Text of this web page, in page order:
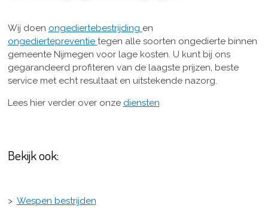
Wij doen ongediertebestrijding en
ongediertepreventie tegen alle soorten ongedierte binnen
gemeente Nijmegen voor lage kosten. U kunt bij ons
gegarandeerd profiteren van de laagste prijzen, beste
service met echt resultaat en uitstekende nazorg.
Lees hier verder over onze diensten
Bekijk ook:
> Wespen bestrijden